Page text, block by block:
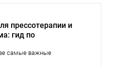
прессотерапии и
гид по
самые важные
и давление, а также